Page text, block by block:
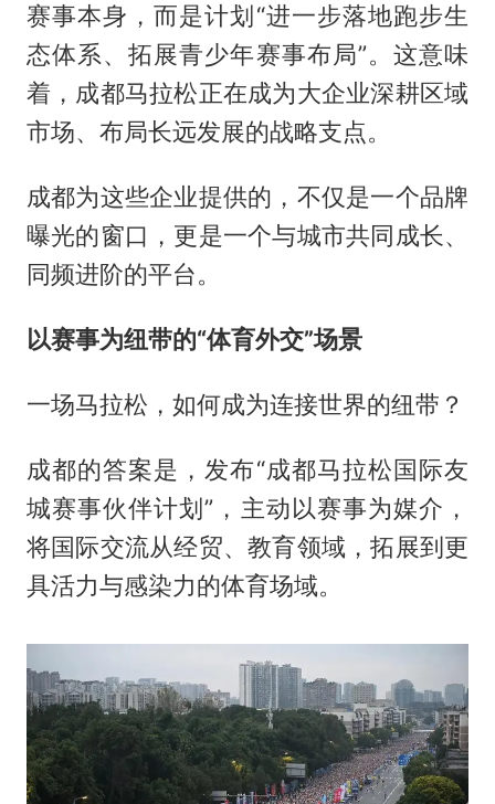
赛事本身，而是计划“进一步落地跑步生
态体系、拓展青少年赛事布局”。这意味
着，成都马拉松正在成为大企业深耕区域
市场、布局长远发展的战略支点。
成都为这些企业提供的，不仅是一个品牌
曝光的窗口，更是一个与城市共同成长、
同频进阶的平台。
以赛事为纽带的“体育外交”场景
一场马拉松，如何成为连接世界的纽带？
成都的答案是，发布“成都马拉松国际友
城赛事伙伴计划”，主动以赛事为媒介，
将国际交流从经贸、教育领域，拓展到更
具活力与感染力的体育场域。